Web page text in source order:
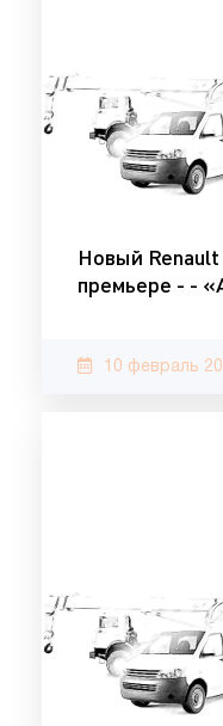
Новый Renault
премьере - -
10 февраль